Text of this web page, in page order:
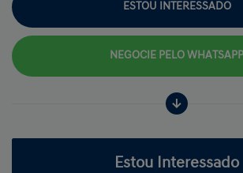
ESTOU INTERESSADO
NEGOCIE PELO WHATSAPP
Estou Interessado